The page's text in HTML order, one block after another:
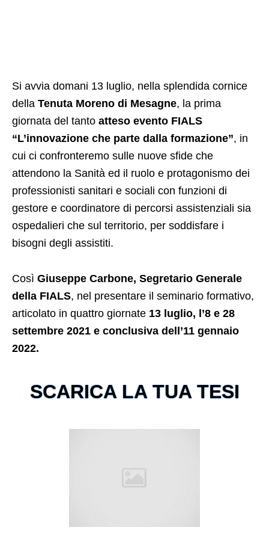
Si avvia domani 13 luglio, nella splendida cornice
della Tenuta Moreno di Mesagne, la prima
giornata del tanto atteso evento FIALS
“L’innovazione che parte dalla formazione”, in
cui ci confronteremo sulle nuove sfide che
attendono la Sanità ed il ruolo e protagonismo dei
professionisti sanitari e sociali con funzioni di
gestore e coordinatore di percorsi assistenziali sia
ospedalieri che sul territorio, per soddisfare i
bisogni degli assistiti.
Così Giuseppe Carbone, Segretario Generale
della FIALS, nel presentare il seminario formativo,
articolato in quattro giornate 13 luglio, l’8 e 28
settembre 2021 e conclusiva dell’11 gennaio
2022.
SCARICA LA TUA TESI